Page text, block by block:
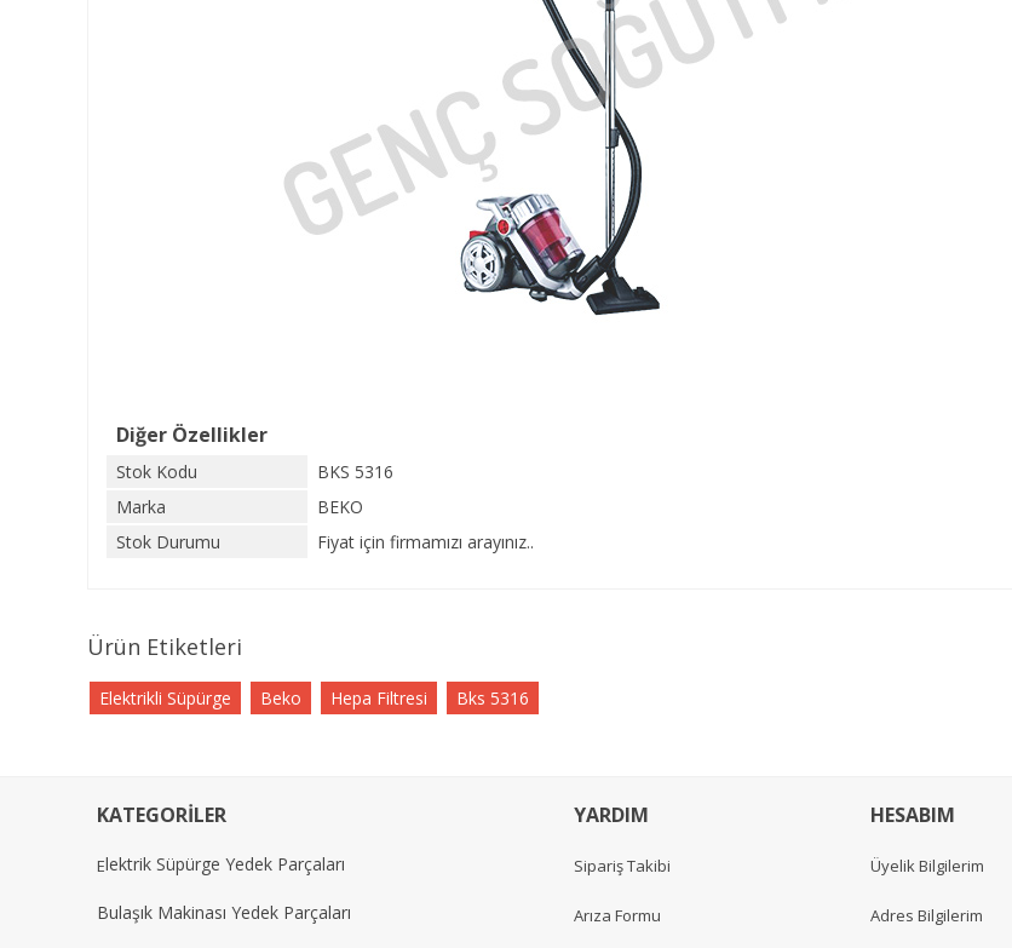
Diğer Özellikler
Stok Kodu
BKS 5316
Marka
BEKO
Stok Durumu
Fiyat için firmamızı arayınız..
Ürün Etiketleri
Elektrikli Süpürge Beko Hepa Filtresi Bks 5316
KATEGORİLER
Elektrik Süpürge Yedek Parçaları
Bulaşık Makinası Yedek Parçaları
YARDIM
Sipariş Takibi
Arıza Formu
HESABIM
Üyelik Bilgilerim
Adres Bilgilerim